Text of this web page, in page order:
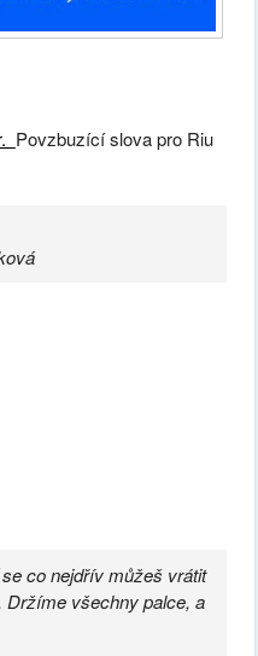
Povzbuzící slova pro Riu
co nejdřív můžeš vrátit
Držíme všechny palce, a